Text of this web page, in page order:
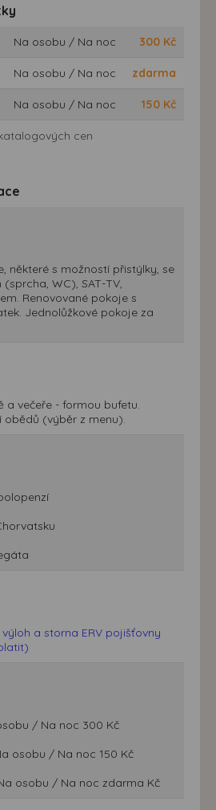
Na osobu / Na noc 300 Kč
Na osobu / Na noc zdarma
Na osobu / Na noc 150 Kč
cen
některé s možností přistýlky, se
WC), SAT-TV,
Renovované pokoje s
Jednolůžkové pokoje za
a večeře - formou bufetu.
obědů (výběr z menu).
a storna ERV pojišťovny
/ Na noc 300 Kč
osobu / Na noc 150 Kč
osobu / Na noc zdarma Kč